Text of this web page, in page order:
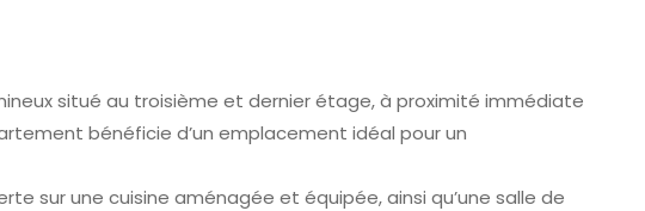
situé au troisième et dernier étage, à proximité immédiate
bénéficie d’un emplacement idéal pour un
sur une cuisine aménagée et équipée, ainsi qu’une salle de